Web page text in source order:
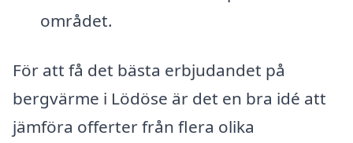
området.
För att få det bästa erbjudandet på
bergvärme i Lödöse är det en bra idé att
jämföra offerter från flera olika